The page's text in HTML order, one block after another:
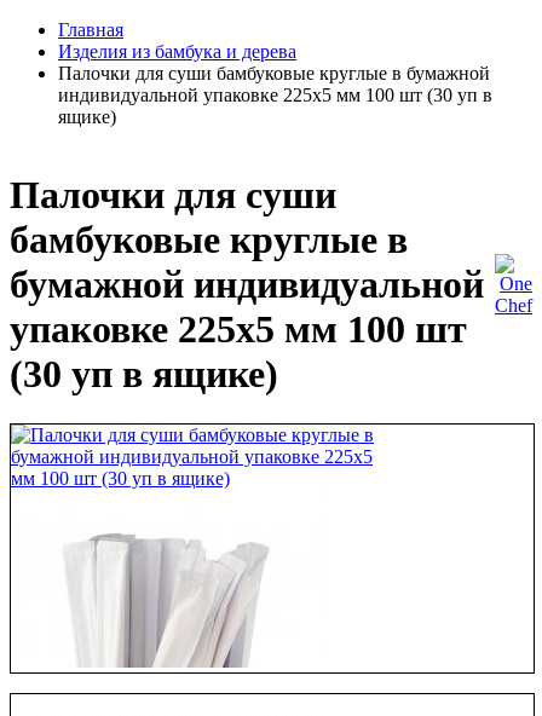
Главная
Изделия из бамбука и дерева
Палочки для суши бамбуковые круглые в бумажной
индивидуальной упаковке 225х5 мм 100 шт (30 уп в
ящике)
Палочки для суши
бамбуковые круглые в
бумажной индивидуальной
упаковке 225х5 мм 100 шт
(30 уп в ящике)